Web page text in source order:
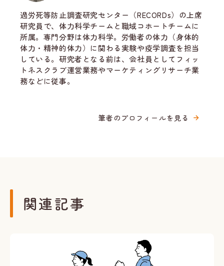
過労死等防止調査研究センター（RECORDs）の上席
研究員で、体力科学チームと職域コホートチームに
所属。専門分野は体力科学。労働者の体力（身体的
体力・精神的体力）に関わる実験や疫学調査を担当
している。研究者となる前は、会社員としてフィッ
トネスクラブ運営業務やマーケティングリサーチ業
務などに従事。
筆者のプロフィールを見る
関連記事